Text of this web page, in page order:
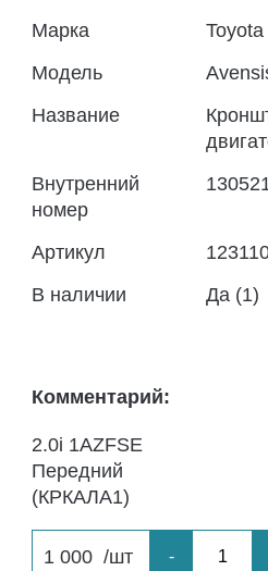
Марка
Toyota
Модель
Название
Внутренний
номер
Артикул
В наличии
Да (1)
Комментарий:
2.0i 1AZFSE
Передний
(КРКАЛА1)
1 000 /шт -